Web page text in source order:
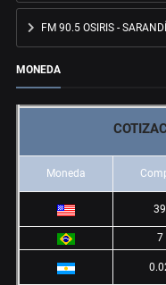
FM 90.5 OSIRIS -
MONEDA
Moneda
39
7